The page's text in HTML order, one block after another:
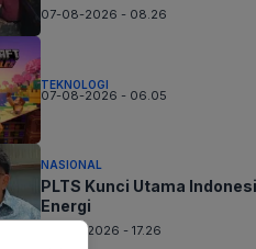
07-08-2026 - 08.26
TEKNOLOGI
07-08-2026 - 06.05
NASIONAL
PLTS Kunci Utama
Energi
06-08-2026 - 17.26